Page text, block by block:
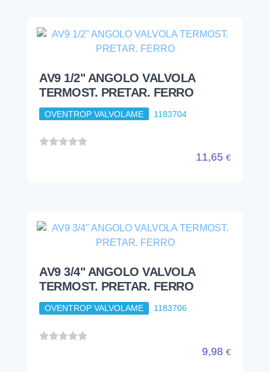
AV9 1/2" ANGOLO VALVOLA
TERMOST. PRETAR. FERRO
OVENTROP VALVOLAME 1183704
11,65 €
AV9 3/4" ANGOLO VALVOLA
TERMOST. PRETAR. FERRO
OVENTROP VALVOLAME 1183706
9,98 €